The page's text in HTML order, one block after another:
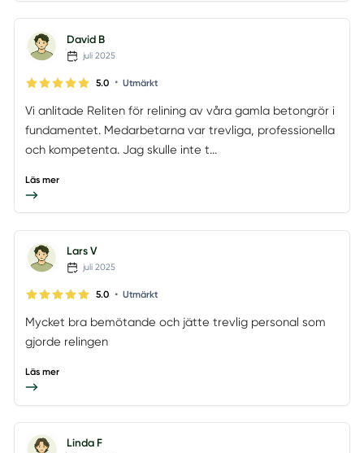
David B
juli 2025
5.0 • Utmärkt
Vi anlitade Reliten för relining av våra gamla betongrör i
fundamentet. Medarbetarna var trevliga, professionella
och kompetenta. Jag skulle inte t...
Läs mer
Lars V
juli 2025
5.0 • Utmärkt
Mycket bra bemötande och jätte trevlig personal som
gjorde relingen
Läs mer
Linda F